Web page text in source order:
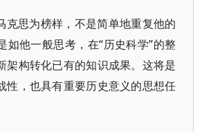
克思为榜样，不是简单地重复他的
如他一般思考，在“历史科学”的整
架构转化已有的知识成果。这将是
性，也具有重要历史意义的思想任